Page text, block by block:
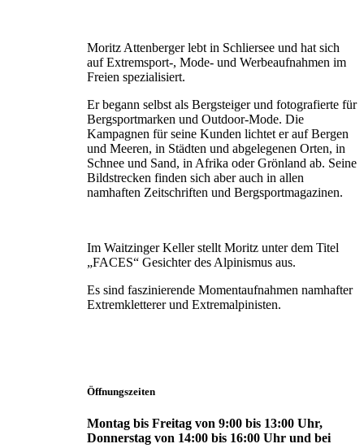
Moritz Attenberger lebt in Schliersee und hat sich
auf Extremsport-, Mode- und Werbeaufnahmen im
Freien spezialisiert.
Er begann selbst als Bergsteiger und fotografierte für
Bergsportmarken und Outdoor-Mode. Die
Kampagnen für seine Kunden lichtet er auf Bergen
und Meeren, in Städten und abgelegenen Orten, in
Schnee und Sand, in Afrika oder Grönland ab. Seine
Bildstrecken finden sich aber auch in allen
namhaften Zeitschriften und Bergsportmagazinen.
Im Waitzinger Keller stellt Moritz unter dem Titel
„FACES“ Gesichter des Alpinismus aus.
Es sind faszinierende Momentaufnahmen namhafter
Extremkletterer und Extremalpinisten.
Öffnungszeiten
Montag bis Freitag von 9:00 bis 13:00 Uhr,
Donnerstag von 14:00 bis 16:00 Uhr und bei